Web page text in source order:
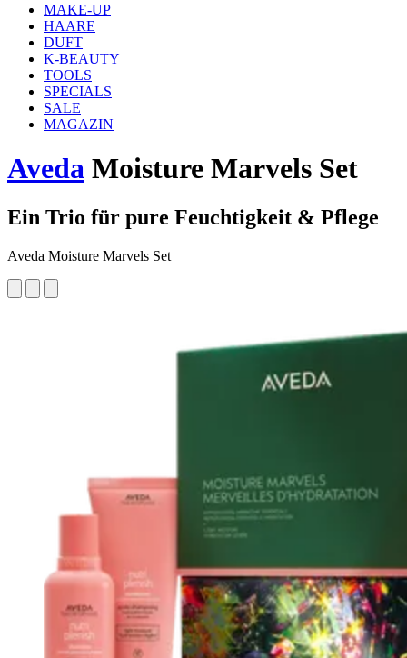
MAKE-UP
HAARE
DUFT
K-BEAUTY
TOOLS
SPECIALS
SALE
MAGAZIN
Aveda Moisture Marvels Set
Ein Trio für pure Feuchtigkeit & Pflege
Aveda Moisture Marvels Set